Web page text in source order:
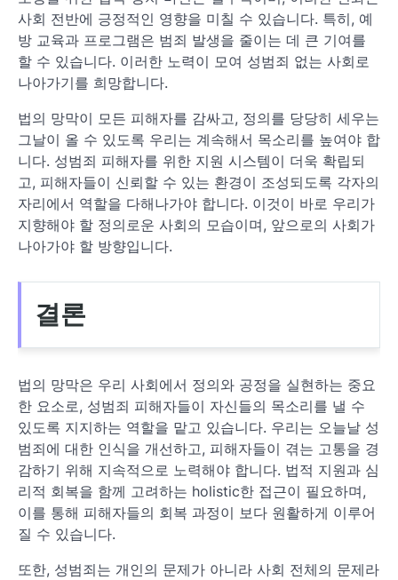
사회 전반에 긍정적인 영향을 미칠 수 있습니다. 특히, 예
방 교육과 프로그램은 범죄 발생을 줄이는 데 큰 기여를
할 수 있습니다. 이러한 노력이 모여 성범죄 없는 사회로
나아가기를 희망합니다.
법의 망막이 모든 피해자를 감싸고, 정의를 당당히 세우는
그날이 올 수 있도록 우리는 계속해서 목소리를 높여야 합
니다. 성범죄 피해자를 위한 지원 시스템이 더욱 확립되
고, 피해자들이 신뢰할 수 있는 환경이 조성되도록 각자의
자리에서 역할을 다해나가야 합니다. 이것이 바로 우리가
지향해야 할 정의로운 사회의 모습이며, 앞으로의 사회가
나아가야 할 방향입니다.
결론
법의 망막은 우리 사회에서 정의와 공정을 실현하는 중요
한 요소로, 성범죄 피해자들이 자신들의 목소리를 낼 수
있도록 지지하는 역할을 맡고 있습니다. 우리는 오늘날 성
범죄에 대한 인식을 개선하고, 피해자들이 겪는 고통을 경
감하기 위해 지속적으로 노력해야 합니다. 법적 지원과 심
리적 회복을 함께 고려하는 holistic한 접근이 필요하며,
이를 통해 피해자들의 회복 과정이 보다 원활하게 이루어
질 수 있습니다.
또한, 성범죄는 개인의 문제가 아니라 사회 전체의 문제라